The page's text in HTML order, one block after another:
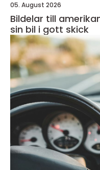
05. August 2026
Bildelar till
sin bil i gott skick